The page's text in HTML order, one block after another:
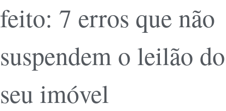
feito: 7 erros que não
suspendem o leilão do
seu imóvel